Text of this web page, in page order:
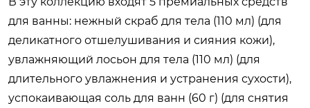
для ванны: нежный скраб для тела (110 мл) (для
деликатного отшелушивания и сияния кожи),
увлажняющий лосьон для тела (110 мл) (для
длительного увлажнения и устранения сухости),
успокаивающая соль для ванн (60 г) (для снятия